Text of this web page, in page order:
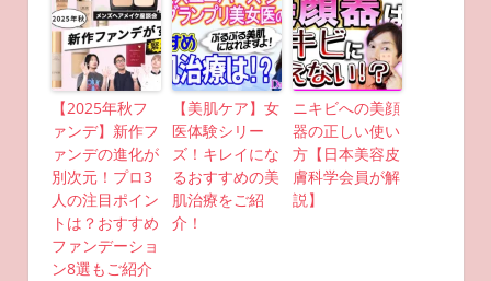
【2025年秋フ
ァンデ】新作フ
ァンデの進化が
別次元！プロ3
人の注目ポイン
トは？おすすめ
ファンデーショ
ン8選もご紹介
【美肌ケア】女
医体験シリー
ズ！キレイにな
るおすすめの美
肌治療をご紹
介！
ニキビへの美顔
器の正しい使い
方【日本美容皮
膚科学会員が解
説】